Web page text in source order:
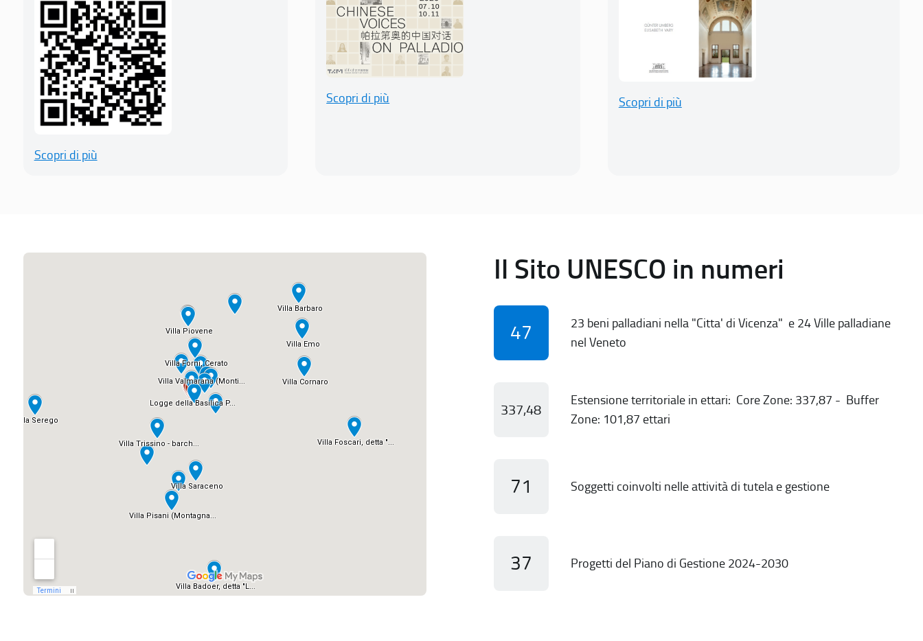
Scopri di più
Scopri di più Scopri di più
Il Sito UNESCO in numeri
47
23 beni palladiani nella "Citta' di Vicenza" e 24 Ville palladiane
nel Veneto
337,48
Estensione territoriale in ettari: Core Zone: 337,87 - Buffer
Zone: 101,87 ettari
71 Soggetti coinvolti nelle attività di tutela e gestione
37 Progetti del Piano di Gestione 2024-2030